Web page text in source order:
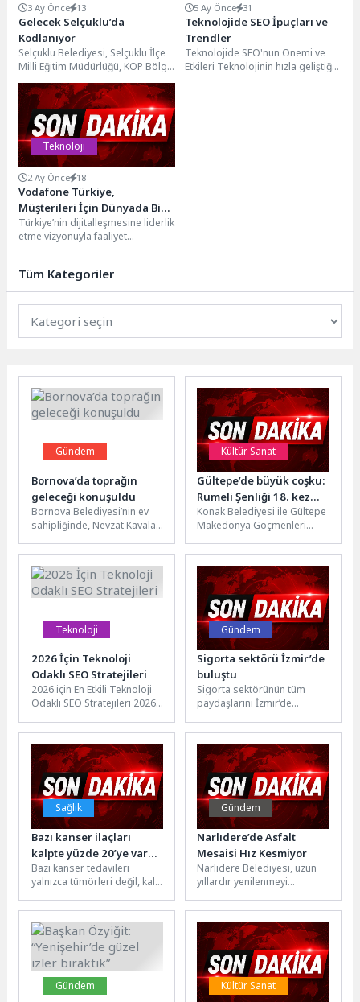
3 Ay Önce 13
Gelecek Selçuklu’da
Kodlanıyor
Selçuklu Belediyesi, Selçuklu İlçe
Milli Eğitim Müdürlüğü, KOP Bölge
Kalkınma İdaresi Başkanlığı ve
İnnoPark iş...
5 Ay Önce 31
Teknolojide SEO İpuçları ve
Trendler
Teknolojide SEO'nun Önemi ve
Etkileri Teknolojinin hızla geliştiği
Teknoloji
2 Ay Önce 18
Vodafone Türkiye,
Müşterileri İçin Dünyada Bir
İlke İmza Attı
Türkiye’nin dijitalleşmesine liderlik
etme vizyonuyla faaliyet
daha ekledi. Dünyanın...
Tüm Kategoriler
Gündem
Bornova’da toprağın
geleceği konuşuldu
Bornova Belediyesi’nin ev
sahipliğinde, Nevzat Kavalar
düzenlenen eğitim
programında çiftçilere
toprağın verimli kullanımı...
Kültür Sanat
Gültepe’de büyük coşku:
Rumeli Şenliği 18. kez
İzmirlilerle buluştu
Konak Belediyesi ile Gültepe
Makedonya Göçmenleri
iş birliğinde düzenlenen 18.
Gültepe...
Teknoloji
2026 İçin Teknoloji
Odaklı SEO Stratejileri
2026 için En Etkili Teknoloji
Odaklı SEO Stratejileri 2026
pazarlama dünyasında...
Gündem
Sigorta sektörü İzmir’de
buluştu
Sigorta sektörünün tüm
paydaşlarını İzmir’de
Sigorta Paydaşları İş Birliği
Fuar ve Zirvesi, Fuar...
Sağlık
Bazı kanser ilaçları
kalpte yüzde 20’ye varan
yan etkilere yol
açabiliyor
Bazı kanser tedavileri
yalnızca tümörleri değil, kalp
Bu nedenle kanser tedavisi
sürecinde...
Gündem
Narlıdere’de Asfalt
Mesaisi Hız Kesmiyor
Narlıdere Belediyesi, uzun
yıllardır yenilenmeyi
modern ve güvenli yollarla
buluşturmaya devam...
Gündem Kültür Sanat